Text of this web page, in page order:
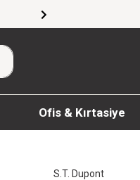
Giyim
Ofis & Kırtasiye
S.T. Dupont